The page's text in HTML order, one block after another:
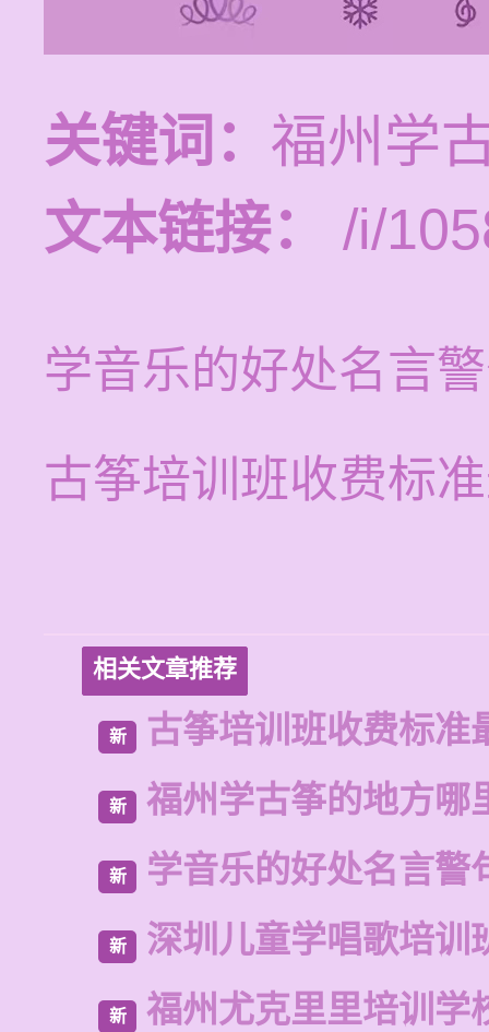
关键词： 福州学
文本链接：
/i/
学音乐的好处名言
古筝培训班收费标
相关文章推荐
新 古筝培训班收费标准
新 福州学古筝的地方哪
新 学音乐的好处名言警
新 深圳儿童学唱歌培训
新 福州尤克里里培训学